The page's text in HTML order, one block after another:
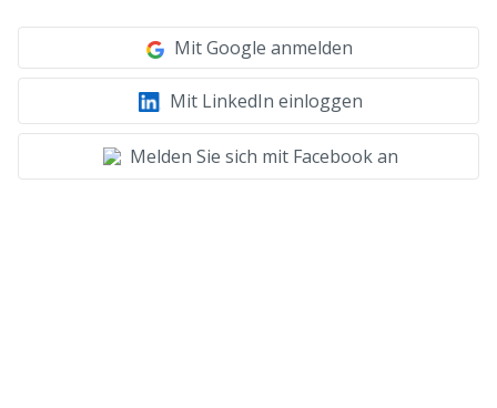
Mit Google anmelden
Mit LinkedIn einloggen
Melden Sie sich mit Facebook an